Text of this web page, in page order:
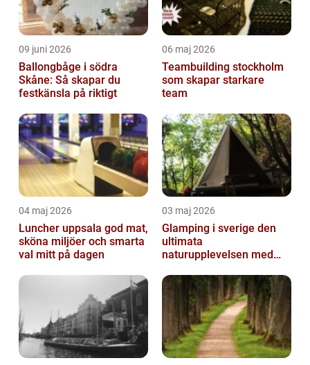
09 juni 2026
Ballongbåge i södra
Skåne: Så skapar du
festkänsla på riktigt
06 maj 2026
Teambuilding stockholm
som skapar starkare
team
04 maj 2026
Luncher uppsala god mat,
sköna miljöer och smarta
val mitt på dagen
03 maj 2026
Glamping i sverige den
ultimata
naturupplevelsen med